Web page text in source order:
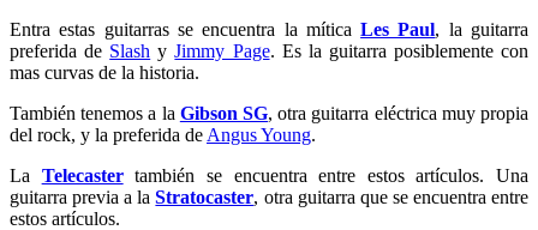
Entra estas guitarras se encuentra la míticaLes Paul, la guitarra
preferida de Slash yJimmy Page. Es la guitarra posiblemente con
mas curvas de la historia.
También tenemos a la Gibson SG, otra guitarra eléctrica muy propia
del rock, y la preferida de Angus Young.
La Telecastertambién se encuentra entre estos artículos. Una
guitarra previa a laStratocaster, otra guitarra que se encuentra entre
estos artículos.